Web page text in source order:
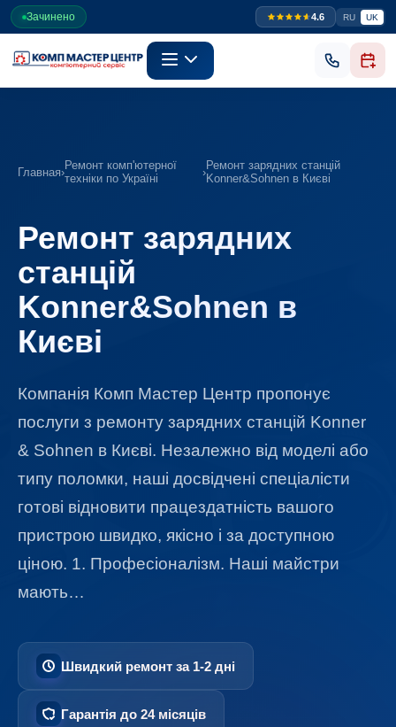
Зачинено 4.6 RU UK
Главная›Ремонт комп'ютерної
техніки по Україні
›Ремонт зарядних станцій
Konner&Sohnen в Києві
Ремонт зарядних
станцій
Konner&Sohnen в
Києві
Компанія Комп Мастер Центр пропонує
послуги з ремонту зарядних станцій Konner
& Sohnen в Києві. Незалежно від моделі або
типу поломки, наші досвідчені спеціалісти
готові відновити працездатність вашого
пристрою швидко, якісно і за доступною
ціною. 1. Професіоналізм. Наші майстри
мають…
Швидкий ремонт за 1-2 дні
Гарантія до 24 місяців